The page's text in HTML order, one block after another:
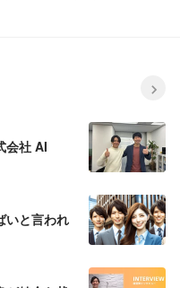
会社 AI
いと言われ